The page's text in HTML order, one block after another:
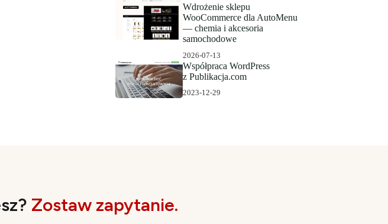
Wdrożenie sklepu
WooCommerce dla AutoMenu
— chemia i akcesoria
samochodowe
2026-07-13
Współpraca WordPress
z Publikacja.com
2023-12-29
Zostaw zapytanie.